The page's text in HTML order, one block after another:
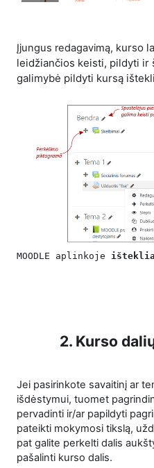
Įjungus redagavimą, kurso
leidžiančios keisti, pildyti ir
galimybė pildyti kursą
MOODLE aplinkoje
2. Kurso
Jei pasirinkote savaitinį ar
išdėstymui, tuomet
pervadinti ir/ar papildyti
pateikti mokymosi tikslą,
pat galite perkelti dalis
pašalinti kurso dalis.